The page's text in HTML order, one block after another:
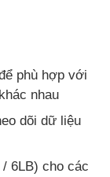
phù hợp với
nhau
dõi dữ liệu
6LB) cho các